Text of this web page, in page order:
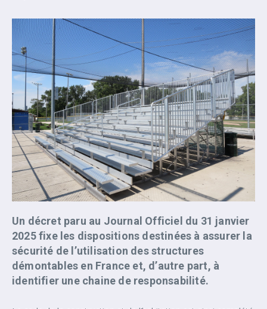
Un décret paru au Journal Officiel du 31 janvier
2025 fixe les dispositions destinées à assurer la
sécurité de l’utilisation des structures
démontables en France et, d’autre part, à
identifier une chaine de responsabilité.